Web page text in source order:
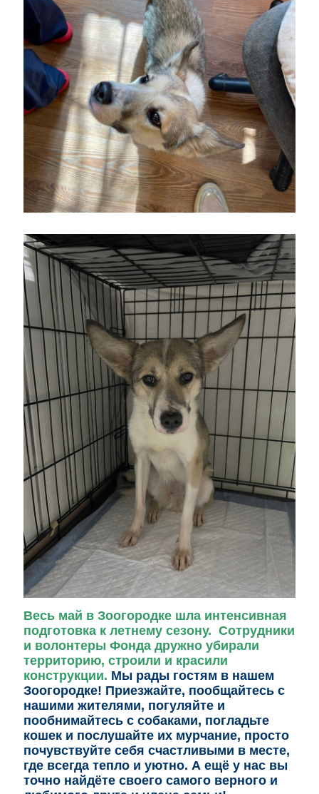
Весь май в Зоогородке шла интенсивная
подготовка к летнему сезону. Сотрудники
и волонтеры Фонда дружно убирали
территорию, строили и красили
конструкции. Мы рады гостям в нашем
Зоогородке! Приезжайте, пообщайтесь с
нашими жителями, погуляйте и
пообнимайтесь с собаками, погладьте
кошек и послушайте их мурчание, просто
почувствуйте себя счастливыми в месте,
где всегда тепло и уютно. А ещё у нас вы
точно найдёте своего самого верного и